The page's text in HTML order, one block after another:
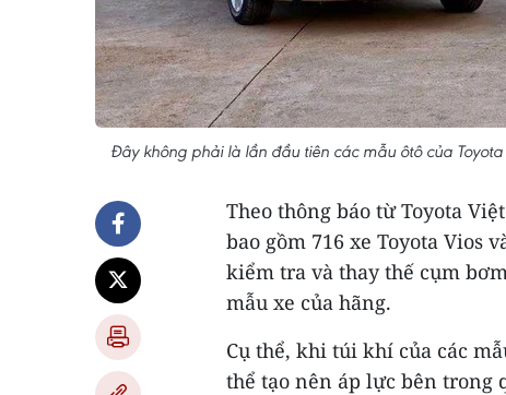
Đây không phải là lần đầu tiên các mẫu ôtô của
Theo thông báo từ Toyota
bao gồm 716 xe Toyota Vios
kiểm tra và thay thế cụm
mẫu xe của hãng.
Cụ thể, khi túi khí của các
thể tạo nên áp lực bên trong